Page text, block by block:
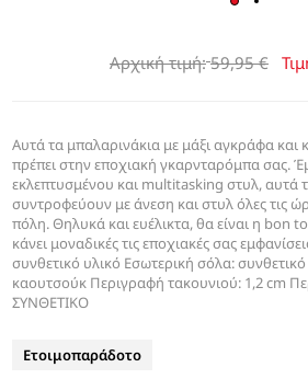
Αρχική τιμή: 59,95 €
Αυτά τα μπαλαρινάκια με μάξι αγκράφα και
πρέπει στην εποχιακή γκαρνταρόμπα σας.
εκλεπτυσμένου και multitasking στυλ, αυτά
συντροφεύουν με άνεση και στυλ όλες τις
πόλη. Θηλυκά και ευέλικτα, θα είναι η bon
κάνει μοναδικές τις εποχιακές σας
συνθετικό υλικό Εσωτερική σόλα:
καουτσούκ Περιγραφή τακουνιού: 1,2 cm
ΣΥΝΘΕΤΙΚΟ
Ετοιμοπαράδοτο